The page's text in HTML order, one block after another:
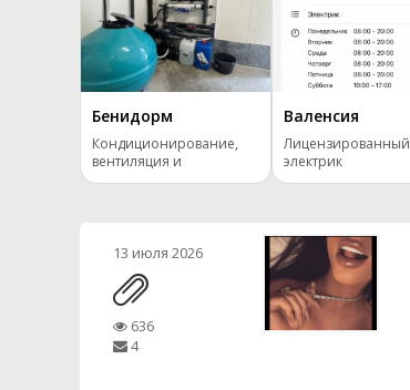
Бенидорм
Кондиционирование,
вентиляция и
отопление.
Валенсия
Лицензированный
электрик
13 июля 2026
636
4